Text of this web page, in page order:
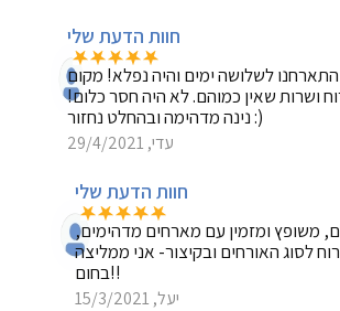
חוות הדעת שלי
לשלושה ימים והיה נפלא! מקום
ושרות שאין כמוהם. לא היה חסר כלום!
נינה מדהימה ובהחלט נחזור :)
עדי, 29/4/2021
חוות הדעת שלי
משופץ ומזמין עם מארחים מדהימים,
לסוג האורחים ובקיצור- אני ממליצה
בחום!!
יעל, 15/3/2021